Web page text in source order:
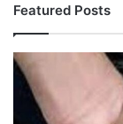
Featured Posts
दुबई
लौटते